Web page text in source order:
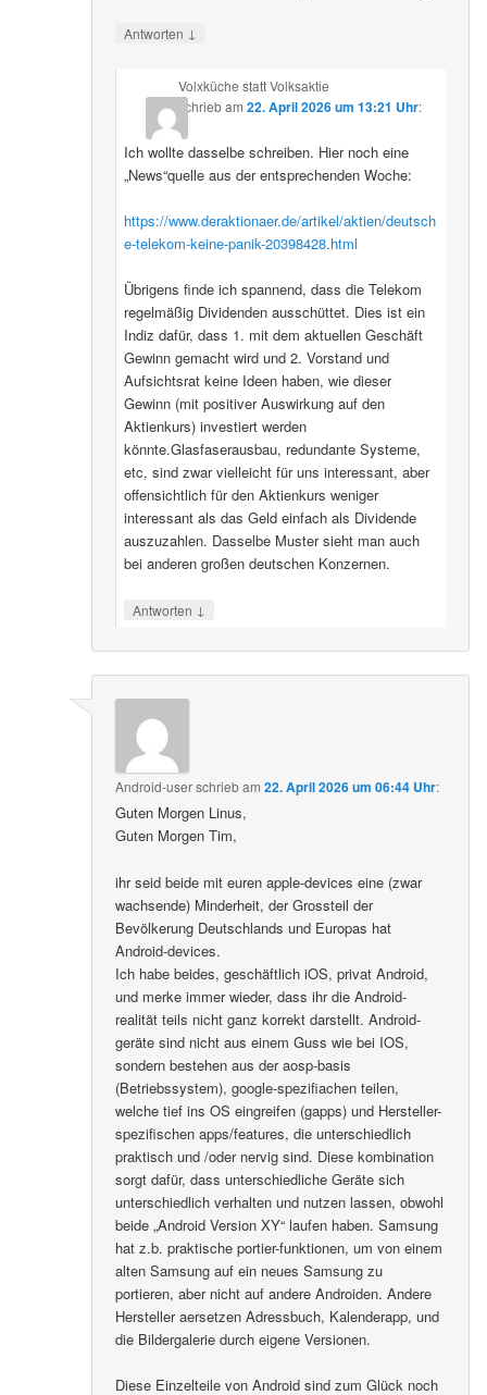
Antworten ↓
Volxküche statt Volksaktie
schriebam 22. April 2026 um 13:21 Uhr:
Ich wollte dasselbe schreiben. Hier noch eine
„News“quelle aus der entsprechenden Woche:
https://www.deraktionaer.de/artikel/aktien/deutsch
e-telekom-keine-panik-20398428.html
Übrigens finde ich spannend, dass die Telekom
regelmäßig Dividenden ausschüttet. Dies ist ein
Indiz dafür, dass 1. mit dem aktuellen Geschäft
Gewinn gemacht wird und 2. Vorstand und
Aufsichtsrat keine Ideen haben, wie dieser
Gewinn (mit positiver Auswirkung auf den
Aktienkurs) investiert werden
könnte.Glasfaserausbau, redundante Systeme,
etc, sind zwar vielleicht für uns interessant, aber
offensichtlich für den Aktienkurs weniger
interessant als das Geld einfach als Dividende
auszuzahlen. Dasselbe Muster sieht man auch
bei anderen großen deutschen Konzernen.
Antworten ↓
Android-userschriebam22. April 2026 um 06:44 Uhr:
Guten Morgen Linus,
Guten Morgen Tim,
ihr seid beide mit euren apple-devices eine (zwar
wachsende) Minderheit, der Grossteil der
Bevölkerung Deutschlands und Europas hat
Android-devices.
Ich habe beides, geschäftlich iOS, privat Android,
und merke immer wieder, dass ihr die Android-
realität teils nicht ganz korrekt darstellt. Android-
geräte sind nicht aus einem Guss wie bei IOS,
sondern bestehen aus der aosp-basis
(Betriebssystem), google-spezifiachen teilen,
welche tief ins OS eingreifen (gapps) und Hersteller-
spezifischen apps/features, die unterschiedlich
praktisch und /oder nervig sind. Diese kombination
sorgt dafür, dass unterschiedliche Geräte sich
unterschiedlich verhalten und nutzen lassen, obwohl
beide „Android Version XY“ laufen haben. Samsung
hat z.b. praktische portier-funktionen, um von einem
alten Samsung auf ein neues Samsung zu
portieren, aber nicht auf andere Androiden. Andere
Hersteller aersetzen Adressbuch, Kalenderapp, und
die Bildergalerie durch eigene Versionen.
Diese Einzelteile von Android sind zum Glück noch